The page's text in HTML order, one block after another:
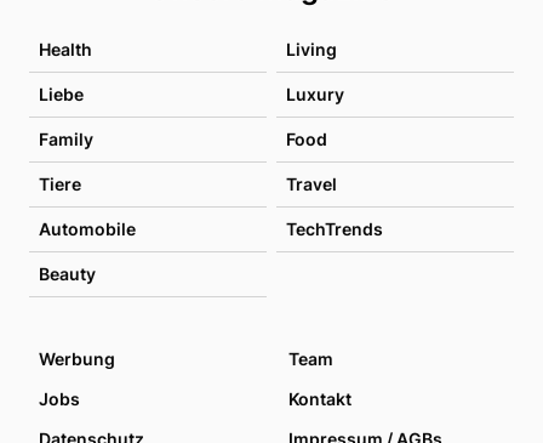
Health Living
Liebe Luxury
Family Food
Tiere Travel
Automobile TechTrends
Beauty
Werbung
Team
Jobs
Kontakt
Datenschutz
Impressum / AGBs